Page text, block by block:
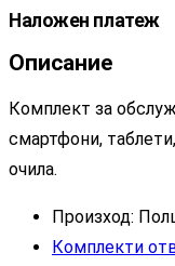
Наложен платеж
Описание
Комплект за
смартфони,
очила.
Произход:
Комплекти